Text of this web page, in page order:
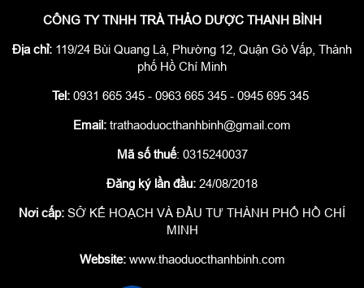
CÔNG TY TNHH TRÀ THẢO DƯỢC THANH BÌNH
Địa chỉ: 119/24 Bùi Quang Là, Phường 12, Quận Gò Vấp, Thành
phố Hồ Chí Minh
Tel: 0931 665 345 - 0963 665 345 - 0945 695 345
Email: trathaoduocthanhbinh@gmail.com
Mã số thuế: 0315240037
Đăng ký lần đầu: 24/08/2018
Nơi cấp: SỞ KẾ HOẠCH VÀ ĐẦU TƯ THÀNH PHỐ HỒ CHÍ
MINH
Website:www.thaoduocthanhbinh.com